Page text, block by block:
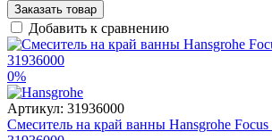
Заказать товар
Добавить к сравнению
0%
Артикул: 31936000
Смеситель на край ванны Hansgrohe Focus